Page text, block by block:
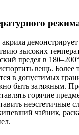
высоких
предел в
вещь. Более
в допустимых
быть затяжным.
горячие
неэстетичные
чайник,